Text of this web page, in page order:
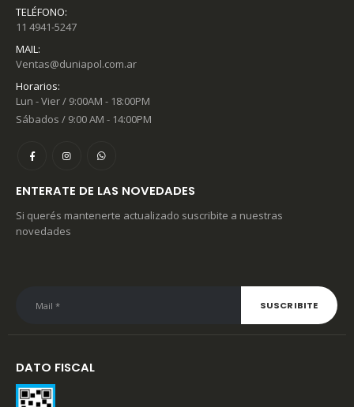
TELÉFONO:
11 4941-5247
MAIL:
Ventas@duniapol.com.ar
Horarios:
Lun - Vier / 9:00AM - 18:00PM
Sábados / 9:00 AM - 14:00PM
ENTERATE DE LAS NOVEDADES
Si querés mantenerte actualizado suscribite a nuestras
novedades
DATO FISCAL